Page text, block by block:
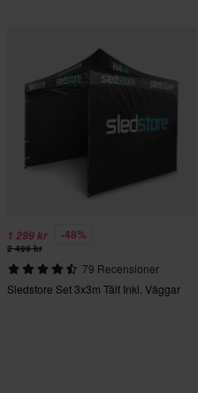
1 299 kr -48%
2 499 kr
79 Recensioner
Sledstore Set 3x3m Tält Inkl. Väggar